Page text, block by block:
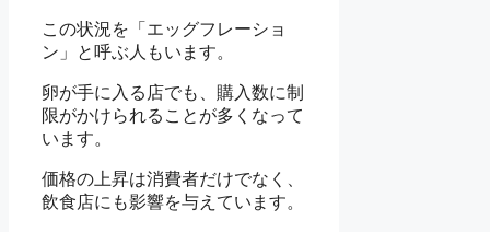
この状況を「エッグフレーショ
ン」と呼ぶ人もいます。
卵が手に入る店でも、購入数に制
限がかけられることが多くなって
います。
価格の上昇は消費者だけでなく、
飲食店にも影響を与えています。